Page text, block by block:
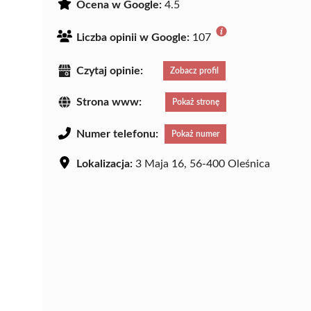
Ocena w Google: 4.5
Liczba opinii w Google: 107
Czytaj opinie: Zobacz profil
Strona www: Pokaż stronę
Numer telefonu: Pokaż numer
Lokalizacja: 3 Maja 16, 56-400 Oleśnica